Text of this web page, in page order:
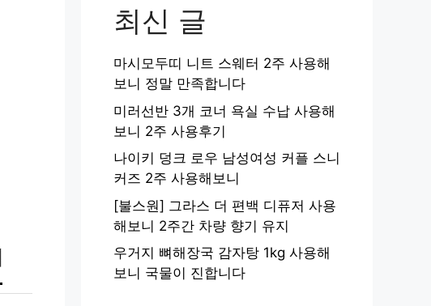
최신 글
마시모두띠 니트 스웨터 2주 사용해
보니 정말 만족합니다
미러선반 3개 코너 욕실 수납 사용해
보니 2주 사용후기
나이키 덩크 로우 남성여성 커플 스니
커즈 2주 사용해보니
[불스원] 그라스 더 편백 디퓨저 사용
해보니 2주간 차량 향기 유지
우거지 뼈해장국 감자탕 1kg 사용해
보니 국물이 진합니다